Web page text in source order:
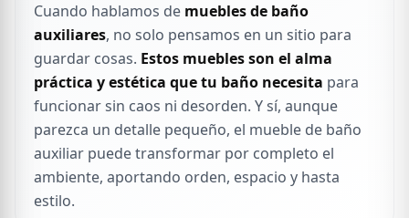
Cuando hablamos de muebles de baño
auxiliares, no solo pensamos en un sitio para
guardar cosas. Estos muebles son el alma
práctica y estética que tu baño necesita para
funcionar sin caos ni desorden. Y sí, aunque
parezca un detalle pequeño, el mueble de baño
auxiliar puede transformar por completo el
ambiente, aportando orden, espacio y hasta
estilo.